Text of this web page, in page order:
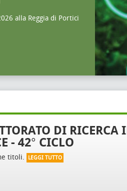
alla Reggia di Portici
DI RICERCA
- 42° CICLO
titoli. LEGGI TUTTO